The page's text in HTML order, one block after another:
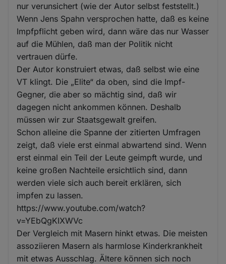
nur verunsichert (wie der Autor selbst feststellt.)
Wenn Jens Spahn versprochen hatte, daß es keine
Impfpflicht geben wird, dann wäre das nur Wasser
auf die Mühlen, daß man der Politik nicht
vertrauen dürfe.
Der Autor konstruiert etwas, daß selbst wie eine
VT klingt. Die „Elite“ da oben, sind die Impf-
Gegner, die aber so mächtig sind, daß wir
dagegen nicht ankommen können. Deshalb
müssen wir zur Staatsgewalt greifen.
Schon alleine die Spanne der zitierten Umfragen
zeigt, daß viele erst einmal abwartend sind. Wenn
erst einmal ein Teil der Leute geimpft wurde, und
keine großen Nachteile ersichtlich sind, dann
werden viele sich auch bereit erklären, sich
impfen zu lassen.
https://www.youtube.com/watch?
v=YEbQgKIXWVc
Der Vergleich mit Masern hinkt etwas. Die meisten
assoziieren Masern als harmlose Kinderkrankheit
mit etwas Ausschlag. Ältere können sich noch